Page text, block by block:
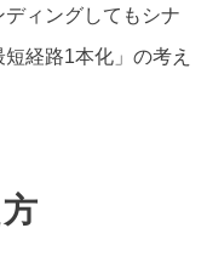
ィングしてもシナ
経路1本化」の考え